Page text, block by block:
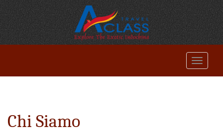
Chi Siamo